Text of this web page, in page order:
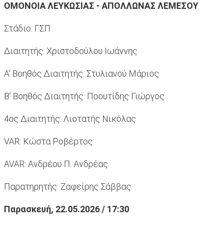
ΟΜΟΝΟΙΑ ΛΕΥΚΩΣΙΑΣ - ΑΠΟΛΛΩΝΑΣ ΛΕΜΕΣΟΥ
Στάδιο: ΓΣΠ
Διαιτητής: Χριστοδούλου Ιωάννης
Α' Βοηθός Διαιτητής: Στυλιανού Μάριος
Β' Βοηθός Διαιτητής: Ποουτίδης Γιώργος
4ος Διαιτητής: Λιοτατής Νικόλας
VAR: Κώστα Ροβέρτος
AVAR: Ανδρέου Π. Ανδρέας
Παρατηρητής: Ζαφείρης Σάββας
Παρασκευή, 22.05.2026 / 17:30